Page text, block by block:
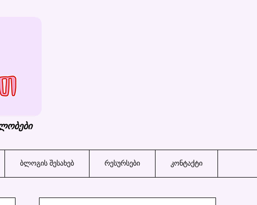
ბლოგის შესახებ რესურსები კონტაქტი